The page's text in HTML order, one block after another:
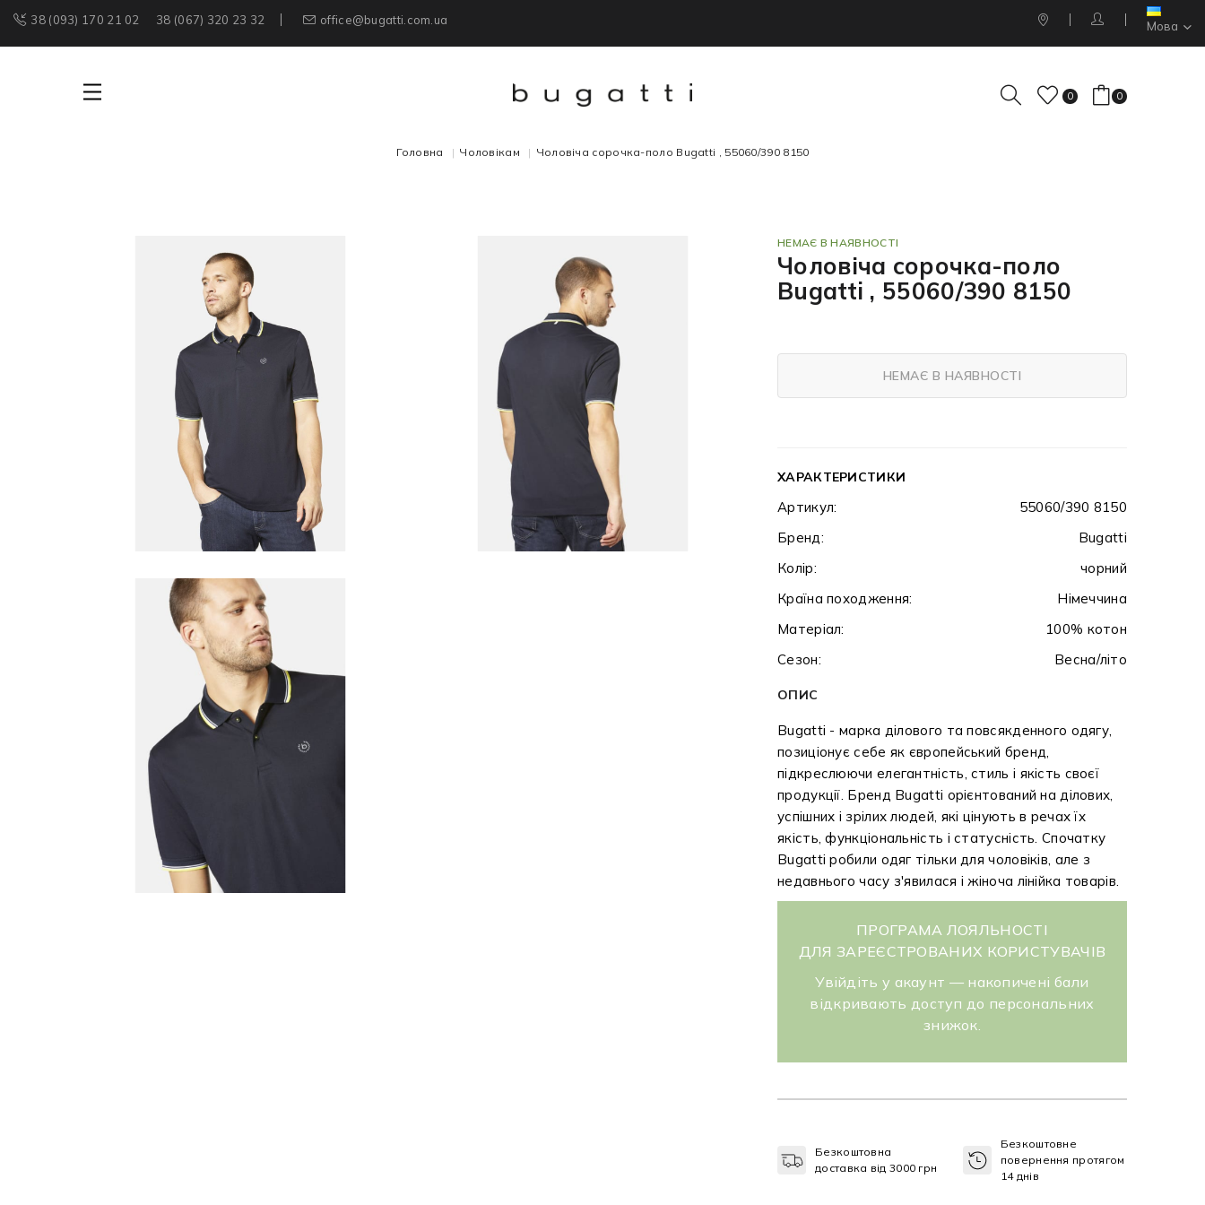
38 (093) 170 21 02 38 (067) 320 23 32 office@bugatti.com.ua Мова
0 0
Головна Чоловікам Чоловіча сорочка-поло Bugatti , 55060/390 8150
НЕМАЄ В НАЯВНОСТІ
Чоловіча сорочка-поло
Bugatti , 55060/390 8150
НЕМАЄ В НАЯВНОСТІ
ХАРАКТЕРИСТИКИ
Артикул:
55060/390 8150
Бренд:
Bugatti
Колір:
чорний
Країна походження:
Німеччина
Матеріал:
100% котон
Сезон:
Весна/літо
ОПИС
Bugatti - марка ділового та повсякденного одягу,
позиціонує себе як європейський бренд,
підкреслюючи елегантність, стиль і якість своєї
продукції. Бренд Bugatti орієнтований на ділових,
успішних і зрілих людей, які цінують в речах їх
якість, функціональність і статусність. Спочатку
Bugatti робили одяг тільки для чоловіків, але з
недавнього часу з'явилася і жіноча лінійка товарів.
ПРОГРАМА ЛОЯЛЬНОСТІ
ДЛЯ ЗАРЕЄСТРОВАНИХ КОРИСТУВАЧІВ
Увійдіть у акаунт — накопичені бали
відкривають доступ до персональних
знижок.
Безкоштовна
доставка від 3000 грн
Безкоштовне
повернення протягом
14 днів